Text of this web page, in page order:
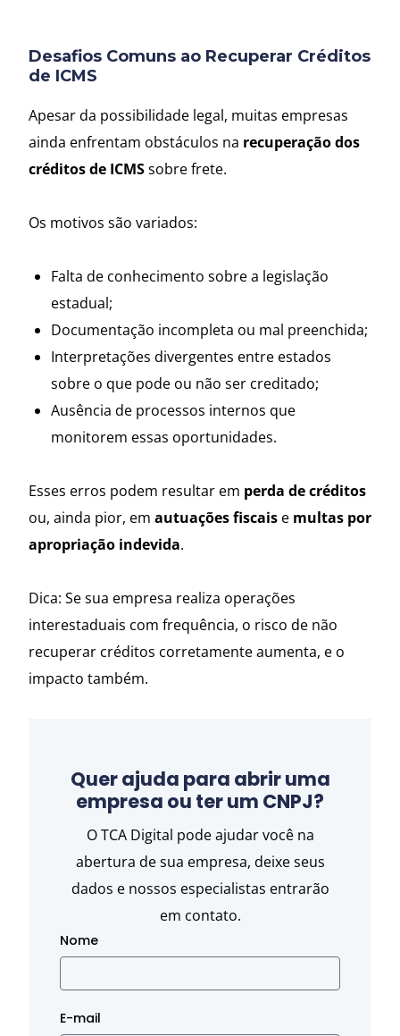
Desafios Comuns ao Recuperar Créditos
de ICMS
Apesar da possibilidade legal, muitas empresas
ainda enfrentam obstáculos na recuperação dos
créditos de ICMSsobre frete.
Os motivos são variados:
Falta de conhecimento sobre a legislação
estadual;
Documentação incompleta ou mal preenchida;
Interpretações divergentes entre estados
sobre o que pode ou não ser creditado;
Ausência de processos internos que
monitorem essas oportunidades.
Esses erros podem resultar em perda de créditos
ou, ainda pior, em autuações fiscais e multas por
apropriação indevida.
Dica: Se sua empresa realiza operações
interestaduais com frequência, o risco de não
recuperar créditos corretamente aumenta, e o
impacto também.
Quer ajuda para abrir uma
empresa ou ter um CNPJ?
O TCA Digital pode ajudar você na
abertura de sua empresa, deixe seus
dados e nossos especialistas entrarão
em contato.
Nome
E-mail